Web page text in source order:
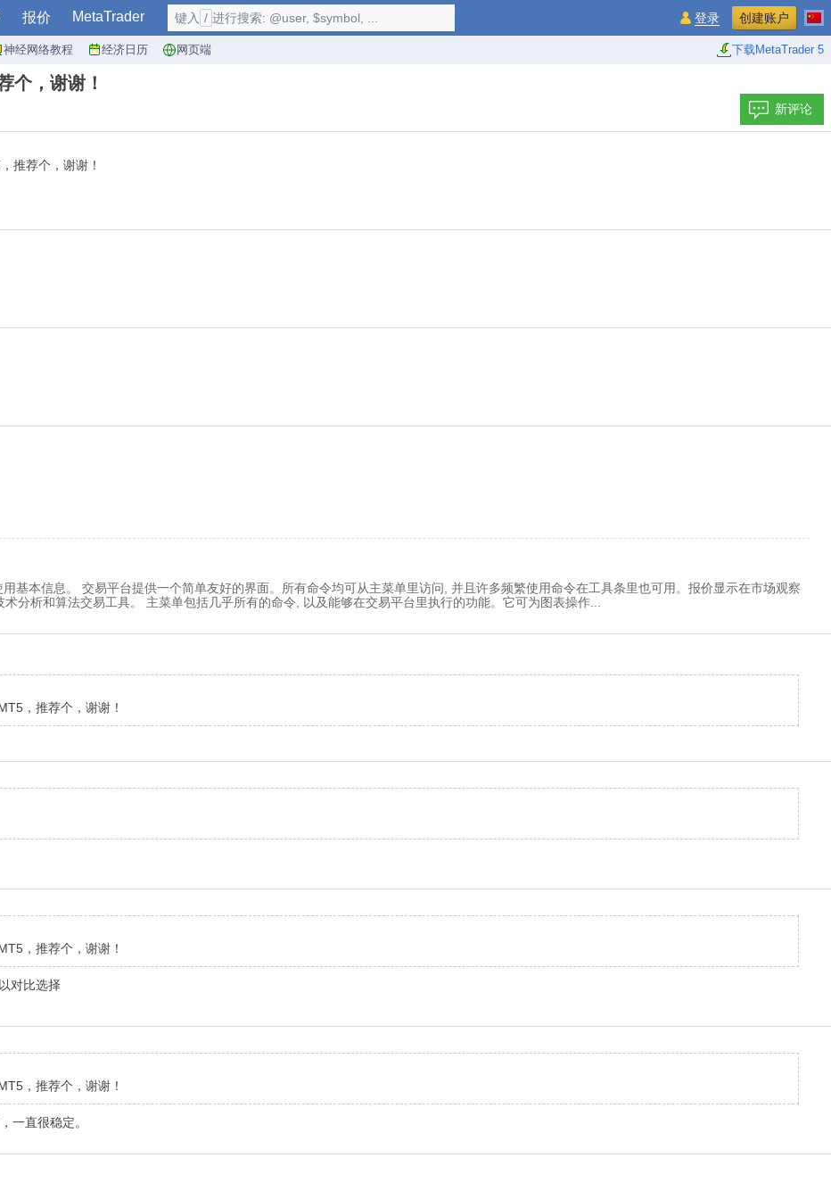
报价 MetaTrader
神经网络教程 经济日历 网页端 下载MetaTrader 5
键入 / 进行搜索: @user, $symbol, ... 登录 创建账户
个，谢谢！
新评论
推荐个，谢谢！
基本信息。 交易平台提供一个简单友好的界面。所有命令均可从主菜单里访问, 并且许多频繁使用命令在工具条里也可用。报价显示在市场观察
分析和算法交易工具。 主菜单包括几乎所有的命令, 以及能够在交易平台里执行的功能。它可为图表操作...
，推荐个，谢谢！
，推荐个，谢谢！
对比选择
，推荐个，谢谢！
一直很稳定。